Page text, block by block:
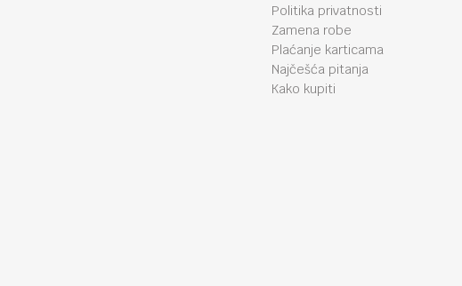
Politika privatnosti
Zamena robe
Plaćanje karticama
Najčešća pitanja
Kako kupiti